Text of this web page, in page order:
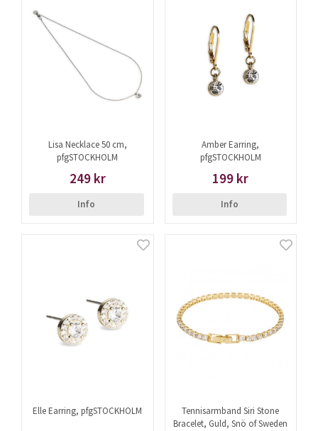
Lisa Necklace 50 cm,
pfgSTOCKHOLM
249 kr
Info
Amber Earring,
pfgSTOCKHOLM
199 kr
Info
Elle Earring, pfgSTOCKHOLM
Tennisarmband Siri Stone
Bracelet, Guld, Snö of Sweden